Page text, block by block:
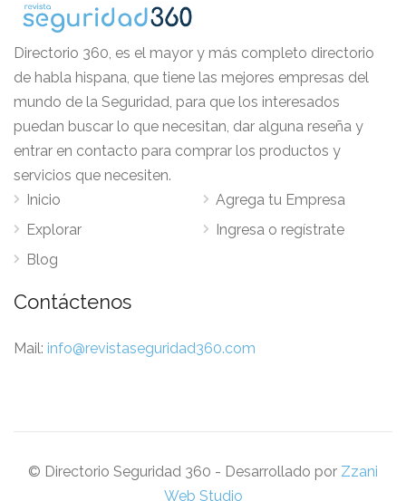
Directorio 360, es el mayor y más completo directorio
de habla hispana, que tiene las mejores empresas del
mundo de la Seguridad, para que los interesados
puedan buscar lo que necesitan, dar alguna reseña y
entrar en contacto para comprar los productos y
servicios que necesiten.
Inicio
Explorar
Blog
Agrega tu Empresa
Ingresa o regístrate
Contáctenos
Mail: info@revistaseguridad360.com
© Directorio Seguridad 360 - Desarrollado por Zzani
Web Studio